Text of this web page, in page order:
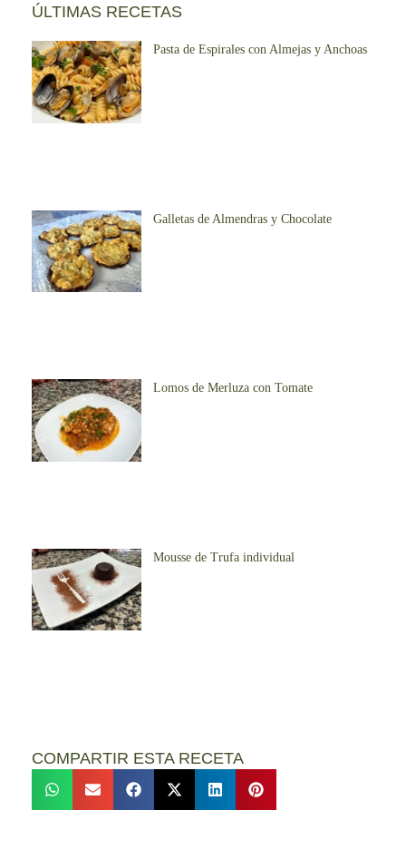
ÚLTIMAS RECETAS
Pasta de Espirales con Almejas y Anchoas
Galletas de Almendras y Chocolate
Lomos de Merluza con Tomate
Mousse de Trufa individual
COMPARTIR ESTA RECETA